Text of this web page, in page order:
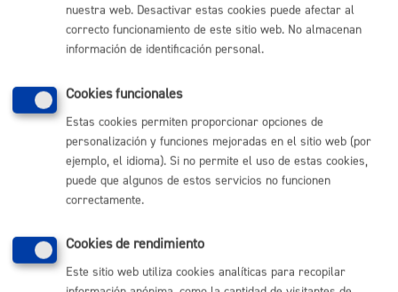
Comunícate con el Ayuntamiento de Donostia / San
Sebastián
(+34) 943 481 000
Buzón de la ciudadanía
Informar de un error en la web
Enlaces útiles
Perfil del contratante
Sede electrónica
Mapas - GeoDonostia
nuestra web. Desactivar estas cookies puede afectar al
correcto funcionamiento de este sitio web. No almacenan
información de identificación personal.
Cookies funcionales
Estas cookies permiten proporcionar opciones de
personalización y funciones mejoradas en el sitio web (por
ejemplo, el idioma). Si no permite el uso de estas cookies,
puede que algunos de estos servicios no funcionen
correctamente.
Cookies de rendimiento
Este sitio web utiliza cookies analíticas para recopilar